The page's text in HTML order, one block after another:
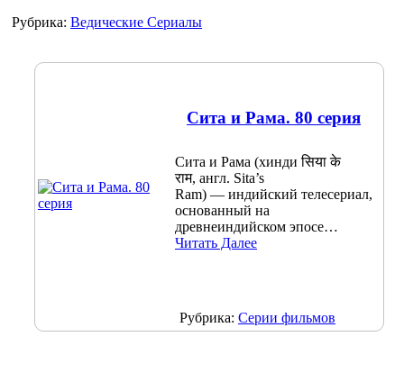
Рубрика: Ведические Сериалы
Сита и Рама. 80 серия
Сита и Рама (хинди सिया के
राम, англ. Sita’s
Ram) — индийский телесериал,
основанный на
древнеиндийском эпосе…
Читать Далее
Рубрика: Серии фильмов